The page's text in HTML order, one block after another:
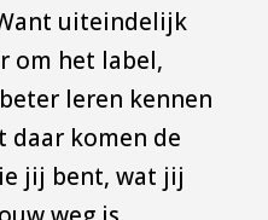
uiteindelijk
om het label,
leren kennen
daar komen de
jij bent, wat jij